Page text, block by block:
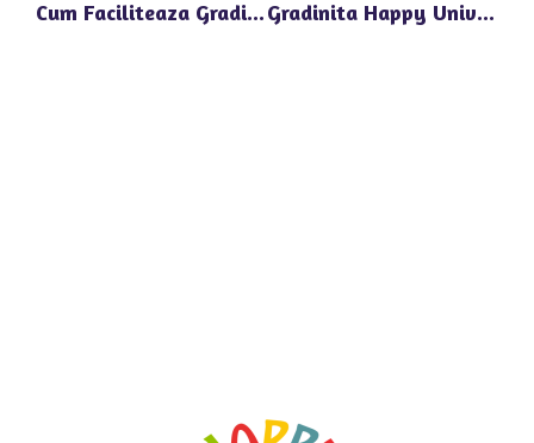
Cum Faciliteaza Gradinita Privata Happy Univers Pipera Incluziunea Sociala Gradinita Happy Univers Pipera: Cursuri De Gatit Pentru Prescolari